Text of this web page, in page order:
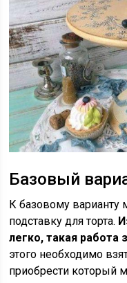
Базовый
К базовому варианту
подставку для торта.
легко, такая работа
этого необходимо
приобрести который